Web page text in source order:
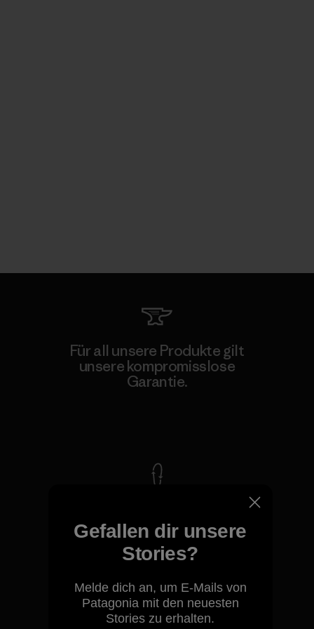
Für all unsere Produkte gilt
unsere kompromisslose
Garantie.
Verantwortung für unsere
Auswirkungen.
Unser Fußabdruck
Gefallen dir unsere
Stories?
Melde dich an, um E-Mails von
Patagonia mit den neuesten
Stories zu erhalten.